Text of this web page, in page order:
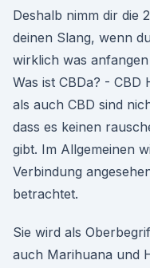
Deshalb nimm dir die
deinen Slang, wenn
wirklich was
Was ist CBDa? -
als auch CBD sind
dass es keinen
gibt. Im Allgemeinen
Verbindung
betrachtet.
Sie wird als
auch Marihuana und